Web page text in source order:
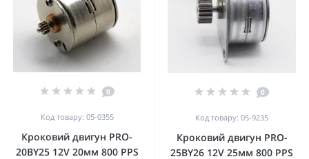
0
Код товару: 05-0355
Кроковий двигун PRO-
20BY25 12V 20мм 800 PPS
0
Код товару: 05-9235
Кроковий двигун PRO-
25BY26 12V 25мм 800 PPS